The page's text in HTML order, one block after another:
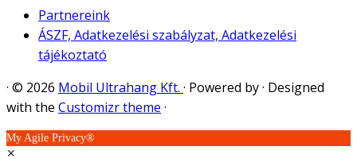
Partnereink
ÁSZF, Adatkezelési szabályzat, Adatkezelési
tájékoztató
· © 2026 Mobil Ultrahang Kft. · Powered by· Designed
with the Customizr theme ·
My Agile Privacy®
✕